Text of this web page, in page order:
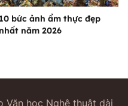
10 bức ảnh ẩm thực đẹp
nhất năm 2026
Văn học Nghệ thuật dài